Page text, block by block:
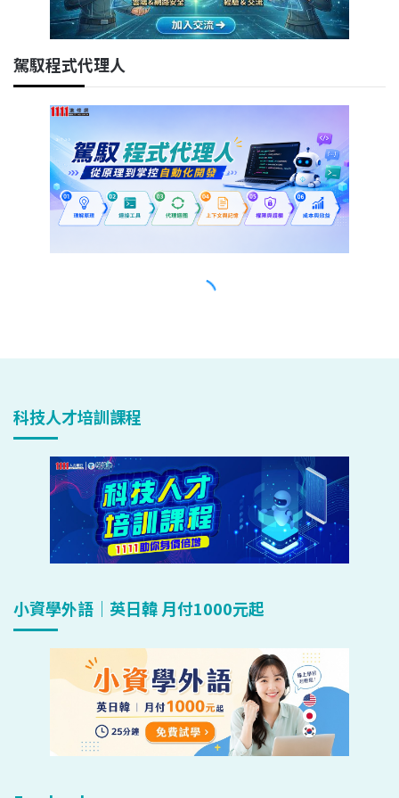
科技人才培訓課程
小資學外語｜英日韓 月付1000元起